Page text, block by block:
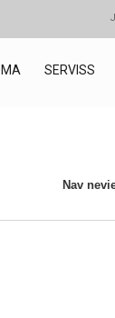
SERVISS
Nav